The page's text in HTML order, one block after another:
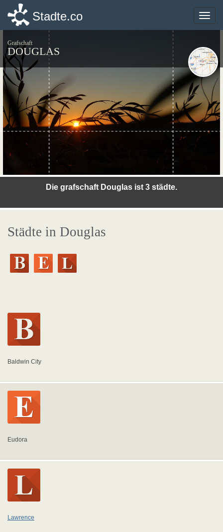
Toggle
Stadte.co
Grafschaft
DOUGLAS
Die grafschaft Douglas ist 3 städte.
Städte in Douglas
Baldwin City
Eudora
Lawrence
Toggle
Stadte.co